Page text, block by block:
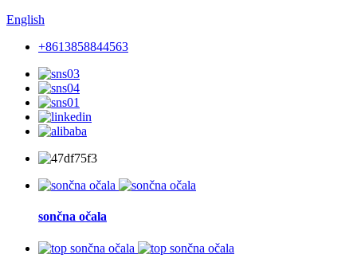
English
+8613858844563
sončna očala